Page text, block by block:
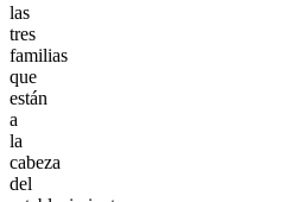
las
tres
familias
que
están
a
la
cabeza
del